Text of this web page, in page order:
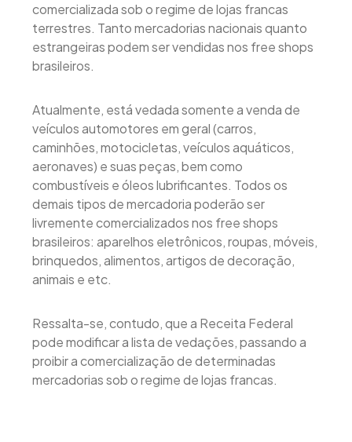
comercializada sob o regime de lojas francas
terrestres. Tanto mercadorias nacionais quanto
estrangeiras podem ser vendidas nos free shops
brasileiros.
Atualmente, está vedada somente a venda de
veículos automotores em geral (carros,
caminhões, motocicletas, veículos aquáticos,
aeronaves) e suas peças, bem como
combustíveis e óleos lubrificantes. Todos os
demais tipos de mercadoria poderão ser
livremente comercializados nos free shops
brasileiros: aparelhos eletrônicos, roupas, móveis,
brinquedos, alimentos, artigos de decoração,
animais e etc.
Ressalta-se, contudo, que a Receita Federal
pode modificar a lista de vedações, passando a
proibir a comercialização de determinadas
mercadorias sob o regime de lojas francas.